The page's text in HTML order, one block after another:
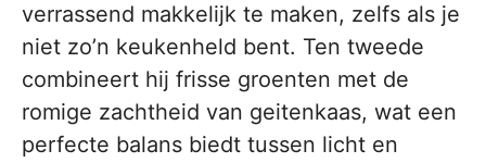
verrassend makkelijk te maken, zelfs als je
niet zo’n keukenheld bent. Ten tweede
combineert hij frisse groenten met de
romige zachtheid van geitenkaas, wat een
perfecte balans biedt tussen licht en